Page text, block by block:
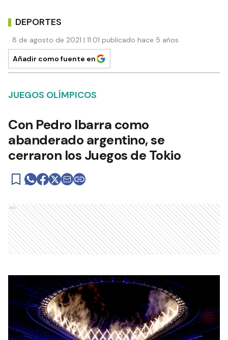
DEPORTES
8 de agosto de 2021 | 11:01 publicado hace 5 años
Añadir como fuente en
JUEGOS OLÍMPICOS
Con Pedro Ibarra como
abanderado argentino, se
cerraron los Juegos de Tokio
Ads